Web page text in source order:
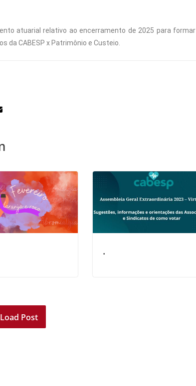
atuarial relativo ao encerramento de 2025 para formar
CABESP x Patrimônio e Custeio.
.
Load Post